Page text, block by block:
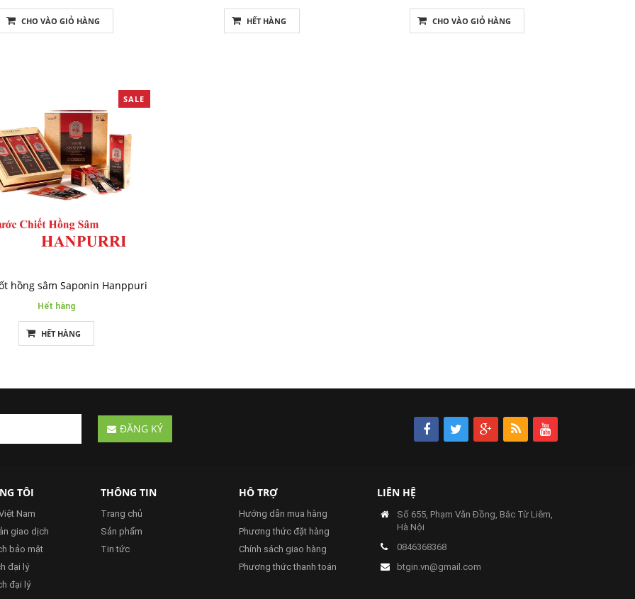
CHO VÀO GIỎ HÀNG HẾT HÀNG CHO VÀO GIỎ HÀNG
SALE
hồng sâm Saponin Hanppuri
Hết hàng
HẾT HÀNG
ĐĂNG KÝ
TÔI
Nam
giao dịch
bảo mật
đại lý
đại lý
THÔNG TIN
Trang chủ
Sản phẩm
Tin tức
HỖ TRỢ
Hướng dẫn mua hàng
Phương thức đặt hàng
Chính sách giao hàng
Phương thức thanh toán
LIÊN HỆ
Số 655, Phạm Văn Đồng, Bắc Từ Liêm,
Hà Nội
0846368368
btgin.vn@gmail.com